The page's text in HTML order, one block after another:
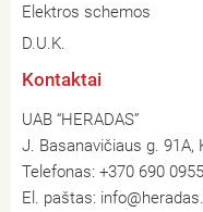
Elektros schemos
D.U.K.
Kontaktai
UAB “HERADAS”
J. Basanavičiaus g. 91A,
Telefonas: +370 690
El. paštas: